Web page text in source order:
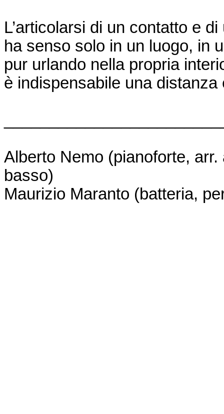
L’articolarsi di un contatto e
ha senso solo in un luogo, in
pur urlando nella propria
è indispensabile una
Alberto Nemo (pianoforte, arr.
basso)
Maurizio Maranto (batteria,